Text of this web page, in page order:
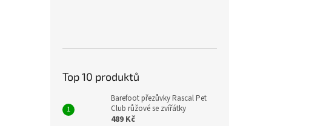
Top 10 produktů
Barefoot přezůvky Rascal Pet
Club růžové se zvířátky
489 Kč